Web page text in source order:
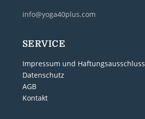
info@yoga40plus.com
SERVICE
Impressum und Haftungsausschluss
Datenschutz
AGB
Kontakt